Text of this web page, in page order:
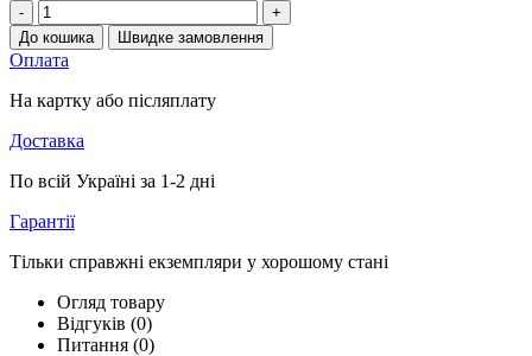
-
+
До кошика
Швидке замовлення
Оплата
На картку або післяплату
Доставка
По всій Україні за 1-2 дні
Гарантії
Тільки справжні екземпляри у хорошому стані
Огляд товару
Відгуків (0)
Питання (0)